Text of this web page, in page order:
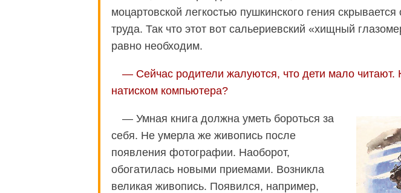
моцартовской легкостью пушкинского гения
труда. Так что этот вот сальериевский «хищный
равно необходим.
— Сейчас родители жалуются, что дети мало читают.
натиском компьютера?
— Умная книга должна уметь бороться за
себя. Не умерла же живопись после
появления фотографии. Наоборот,
обогатилась новыми приемами. Возникла
великая живопись. Появился, например,